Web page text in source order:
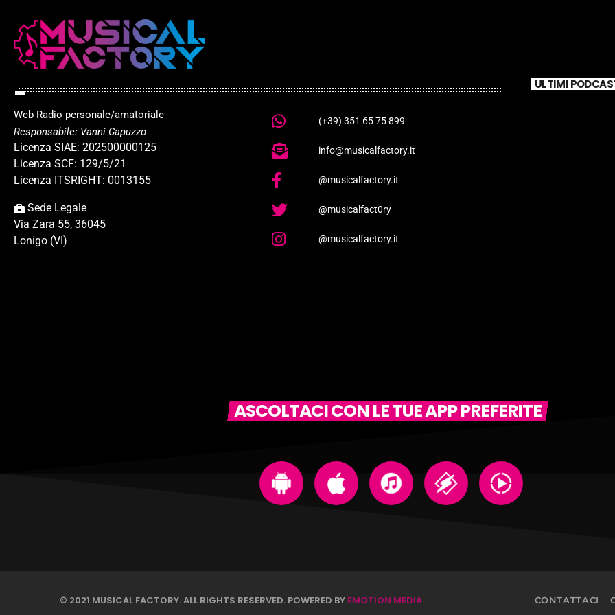
Web Radio personale/amatoriale
Responsabile: Vanni Capuzzo
Licenza SIAE: 202500000125
Licenza SCF: 129/5/21
Licenza ITSRIGHT: 0013155
Sede Legale
Via Zara 55, 36045
Lonigo (VI)
(+39) 351 65 75 899
info@musicalfactory.it
@musicalfactory.it
@musicalfact0ry
@musicalfactory.it
ULTIMI
ASCOLTACI CON LE TUE APP PREFERITE
© 2021 MUSICAL FACTORY. ALL RIGHTS RESERVED. POWERED BY EMOTION MEDIA CONTATTACI